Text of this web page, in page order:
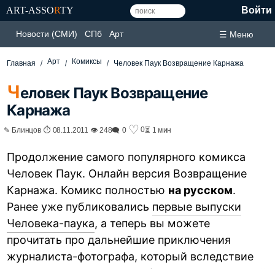
ART-ASSORTY Войти
Новости (СМИ) СПб Арт ☰ Меню
Главная Арт Комиксы Человек Паук Возвращение Карнажа
Человек Паук Возвращение
Карнажа
✎ Блинцов ⏱ 08.11.2011 👁 248🗨 0 ♡ 0⏳ 1 мин
Продолжение самого популярного комикса
Человек Паук. Онлайн версия Возвращение
Карнажа. Комикс полностью на русском.
Ранее уже публиковались первые выпуски
Человека-паука, а теперь вы можете
прочитать про дальнейшие приключения
журналиста-фотографа, который вследствие